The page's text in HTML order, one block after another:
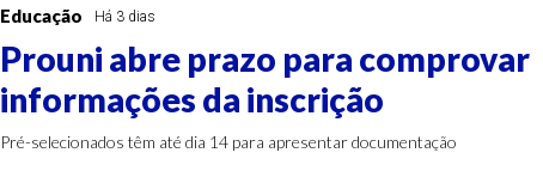
Educação Há 3 dias
Prouni abre prazo para comprovar
informações da inscrição
Pré-selecionados têm até dia 14 para apresentar documentação